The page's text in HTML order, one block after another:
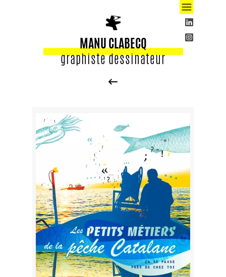
MANU CLABECQ
graphiste dessinateur